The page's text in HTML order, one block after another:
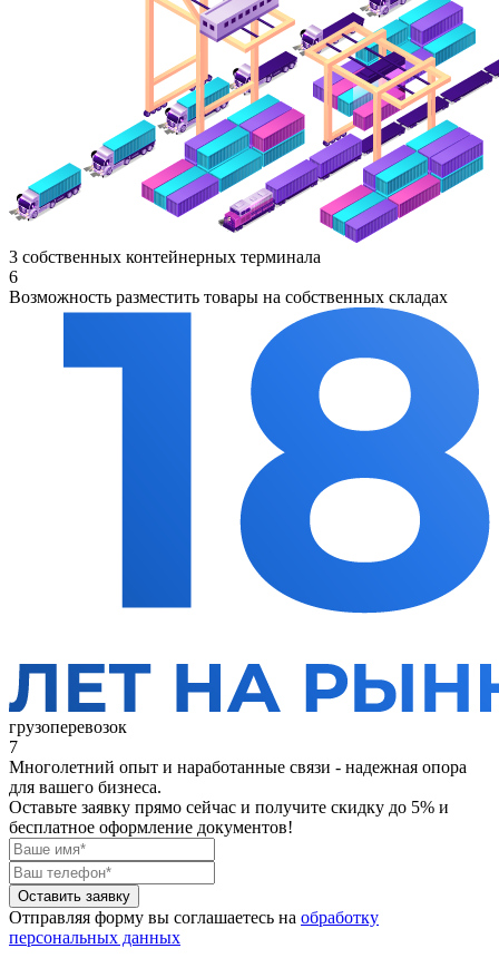
3 собственных контейнерных терминала
6
Возможность разместить товары на собственных складах
грузоперевозок
7
Многолетний опыт и наработанные связи - надежная опора
для вашего бизнеса.
Оставьте заявку прямо сейчас и получите скидку до 5% и
бесплатное оформление документов!
Оставить заявку
Отправляя форму вы соглашаетесь на обработку
персональных данных